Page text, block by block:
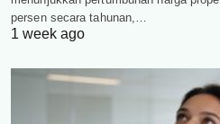
persen secara tahunan,…
1 week ago